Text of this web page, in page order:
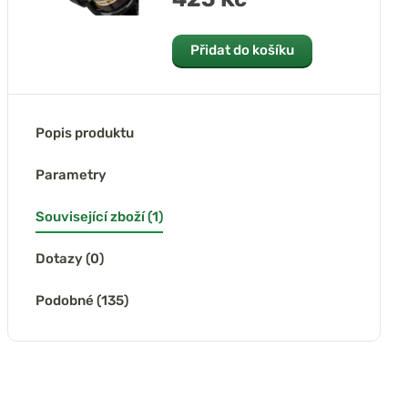
Přidat do košíku
Popis produktu
Parametry
Související zboží (1)
Dotazy (0)
Podobné (135)